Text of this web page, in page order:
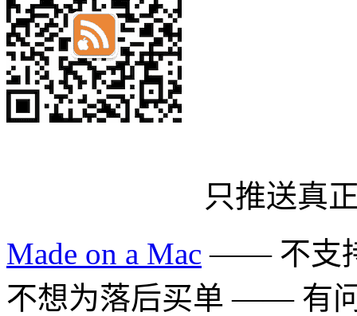
只推送真
Made on a Mac —— 不支
不想为落后买单 —— 有